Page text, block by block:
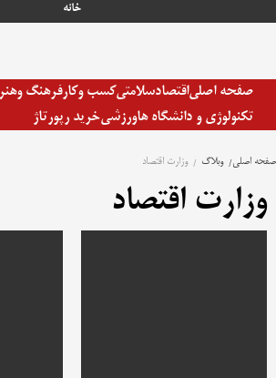
خانه
صفحه اصلیاقتصادسلامتیکسب وکارفرهنگ وهنر
تکنولوژی و دانشگاه هاورزشیخرید رپورتاژ
صفحه اصلی وبلاگ وزارت اقتصاد
وزارت اقتصاد